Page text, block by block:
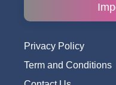
Privacy Policy
Term and Conditions